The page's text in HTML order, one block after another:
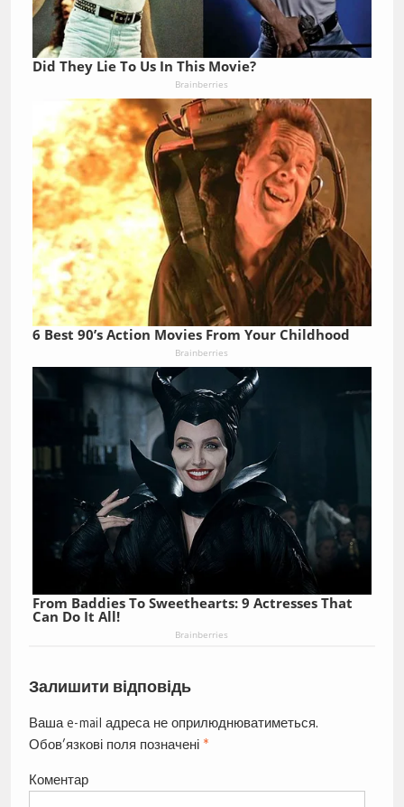
Did They Lie To Us In This Movie?
Brainberries
6 Best 90’s Action Movies From Your Childhood
Brainberries
From Baddies To Sweethearts: 9 Actresses That
Can Do It All!
Brainberries
Залишити відповідь
Ваша e-mail адреса не оприлюднюватиметься.
Обов’язкові поля позначені *
Коментар